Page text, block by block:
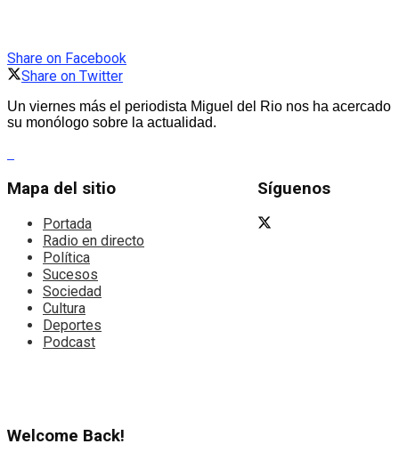
Share on Facebook
Share on Twitter
Un viernes más el periodista Miguel del Rio nos ha acercado
su monólogo sobre la actualidad.
Mapa del sitio
Portada
Radio en directo
Política
Sucesos
Sociedad
Cultura
Deportes
Podcast
Síguenos
Welcome Back!